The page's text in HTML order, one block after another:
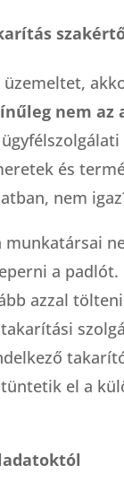
nem az
és
nem
munkatársai
a
azzal
tüntetik el a